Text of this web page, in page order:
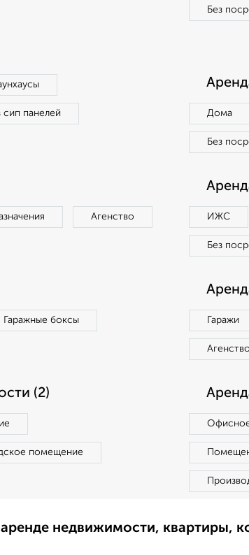
Без
сип панелей Дома
Без
Агенство ИЖС
Без
Гаражные боксы Гаражи
Агенство
(2)
помещение
недвижимости, квартиры,